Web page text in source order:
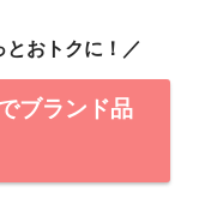
とおトクに！／
ブランド品